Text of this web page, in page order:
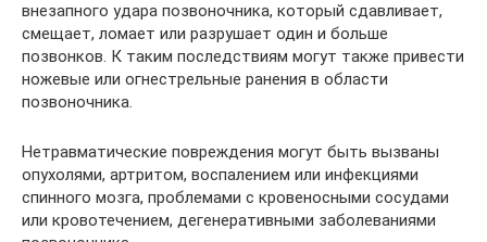
внезапного удара позвоночника, который сдавливает,
смещает, ломает или разрушает один и больше
позвонков. К таким последствиям могут также привести
ножевые или огнестрельные ранения в области
позвоночника.
Нетравматические повреждения могут быть вызваны
опухолями, артритом, воспалением или инфекциями
спинного мозга, проблемами с кровеносными сосудами
или кровотечением, дегенеративными заболеваниями